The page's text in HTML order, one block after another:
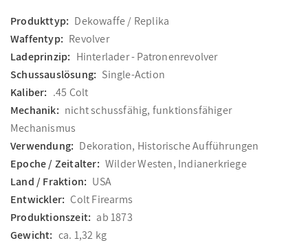
Produkttyp: Dekowaffe / Replika
Waffentyp: Revolver
Ladeprinzip: Hinterlader - Patronenrevolver
Schussauslösung: Single-Action
Kaliber: .45 Colt
Mechanik: nicht schussfähig, funktionsfähiger
Mechanismus
Verwendung: Dekoration, Historische Aufführungen
Epoche / Zeitalter: Wilder Westen, Indianerkriege
Land / Fraktion: USA
Entwickler: Colt Firearms
Produktionszeit: ab 1873
Gewicht: ca. 1,32 kg